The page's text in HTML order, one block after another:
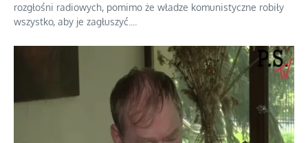
rozgłośni radiowych, pomimo że władze komunistyczne robiły
wszystko, aby je zagłuszyć.